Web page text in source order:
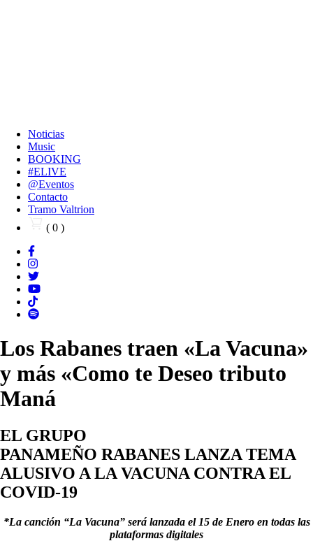
Noticias
Music
BOOKING
#ELIVE
@Eventos
Contacto
Tramo Valtrion
( 0 )
Los Rabanes traen «La Vacuna»
y más «Como te Deseo tributo
Maná
EL GRUPO
PANAMEÑO RABANES LANZA TEMA
ALUSIVO A LA VACUNA CONTRA EL
COVID-19
*La canción “La Vacuna” será lanzada el 15 de Enero en todas las
plataformas digitales